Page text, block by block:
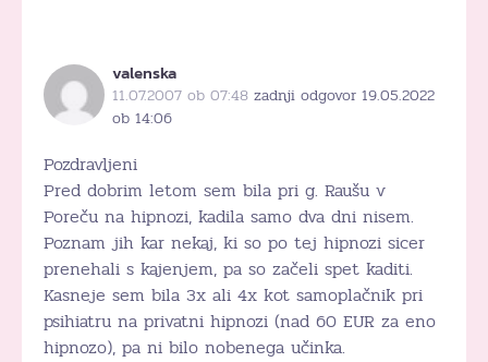
valenska
11.07.2007 ob 07:48 zadnji odgovor 19.05.2022
ob 14:06
Pozdravljeni
Pred dobrim letom sem bila pri g. Raušu v
Poreču na hipnozi, kadila samo dva dni nisem.
Poznam jih kar nekaj, ki so po tej hipnozi sicer
prenehali s kajenjem, pa so začeli spet kaditi.
Kasneje sem bila 3x ali 4x kot samoplačnik pri
psihiatru na privatni hipnozi (nad 60 EUR za eno
hipnozo), pa ni bilo nobenega učinka.